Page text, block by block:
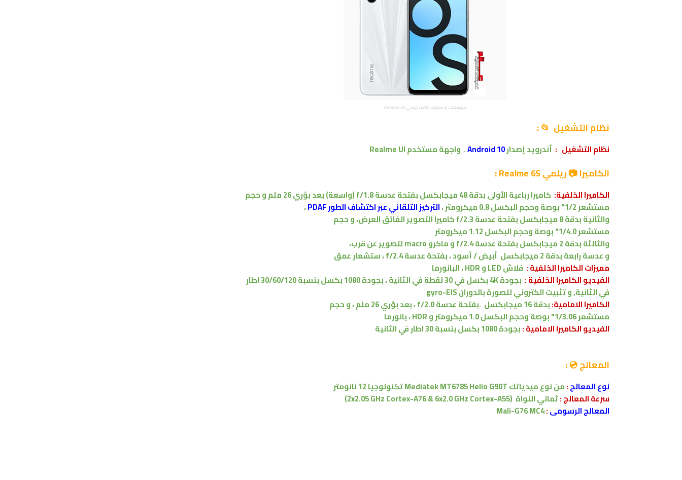
مواصفات و مميزات هاتف ريلمي Realme 6S
نظام التشغيل 📂 :
نظام التشغيل : أندرويدإصدارAndroid 10
. واجهة مستخدمRealme UI
الكاميرا 📷 ريلمي Realme 6S :
الكاميرا الخلفية: كاميرا رباعية الأولى بدقة 48 ميجابكسل بفتحة عدسة f/1.8 (واسعة) بعد بؤري 26 ملم
و حجم
مستشعر1/2" بوصةوحجم البكسل 0.8 ميكرومتر ، التركيز التلقائي عبر اكتشاف الطور PDAF
،
والثانية بدقة 8 ميجابكسل بفتحة عدسة f/2.3
كاميرا التصوير الفائق العرض،و حجم
مستشعر1/4.0" بوصةوحجم البكسل 1.12 ميكرومتر
والثالثة بدقة 2 ميجابكسل بفتحة عدسة f/2.4
وماكروmacroلتصوير عن قرب،
و عدسة رابعة بدقة 2 ميجابكسل
أبيض / أسود ،بفتحة عدسة f/2.4
، ستشعار عمق
مميزات الكاميرا الخلفية : فلاش LED
و HDR ، البانورما
الفيديو الكاميرا الخلفية : بجودة 4K بكسل في 30 لقطة في الثانية ، بجودة
1080 بكسل بنسبة 30/60/120 اطار
في الثانية,و تثبيت الكتروني للصورة بالدوران
الكاميرا الامامية:بدقة 16 ميجابكسل .بفتحة عدسة f/2.0 ،بعد بؤري 26 ملم ،و حجم
مستشعر1/3.06" بوصةوحجم البكسل 1.0 ميكرومتر و HDR ،بانورما
الفيديو الكاميراالامامية:بجودة 1080 بكسل بنسبة 30 اطار في الثانية
المعالج 💿 :
نوع المعالج:من نوع ميدياتكMediatek MT6785 Helio G90Tتكنولوجيا 12 نانومتر
سرعة المعالج :ثماني النواة (2x2.05 GHz Cortex-A76 & 6x2.0 GHz Cortex-A55)
المعالج الرسومى:
Mali-G76 MC4